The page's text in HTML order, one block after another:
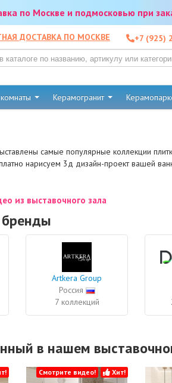
по Москве и подмосковью при
ДОСТАВКА ПО МОСКВЕ +7 (925)
Керамогранит
самые популярные коллекции
нарисуем 3д дизайн-проект вашей
из выставочного зала
Artkera Group
Россия
7 коллекций
в нашем
Смотрите видео! Хит!